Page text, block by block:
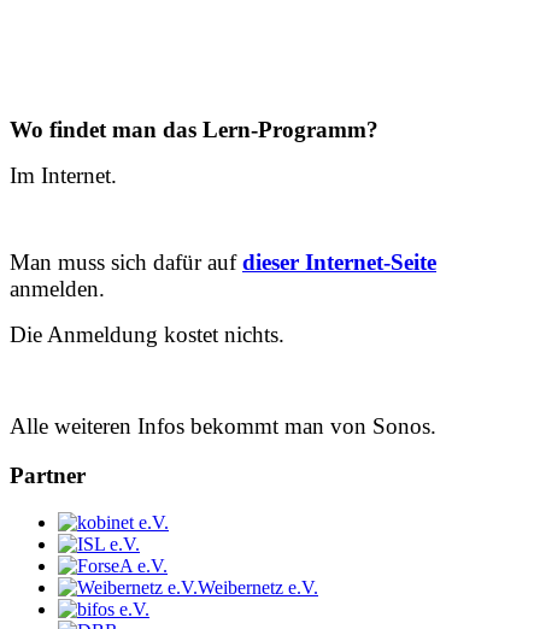
Wo findet man das Lern-Programm?
Im Internet.
Man muss sich dafür auf dieser Internet-Seite
anmelden.
Die Anmeldung kostet nichts.
Alle weiteren Infos bekommt man von Sonos.
Partner
Weibernetz e.V.